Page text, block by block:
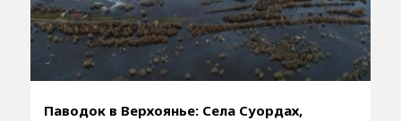
Паводок в Верхоянье: Села Суордах,